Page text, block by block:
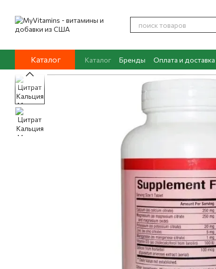
Каталог Каталог Бренды Оплата и доставка
Контакты
О нас Блог